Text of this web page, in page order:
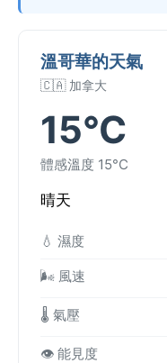
溫哥華的天氣
🇨🇦 加拿大
15°C
體感溫度 15°C
晴天
💧 濕度
🌬️ 風速
🌡️ 氣壓
👁️ 能見度